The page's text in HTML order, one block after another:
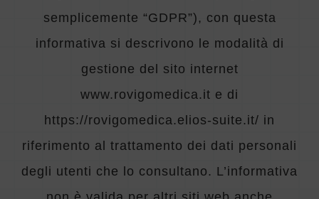
semplicemente “GDPR”), con questa
informativa si descrivono le modalità di
gestione del sito internet
www.rovigomedica.it e di
https://rovigomedica.elios-suite.it/ in
riferimento al trattamento dei dati personali
degli utenti che lo consultano. L’informativa